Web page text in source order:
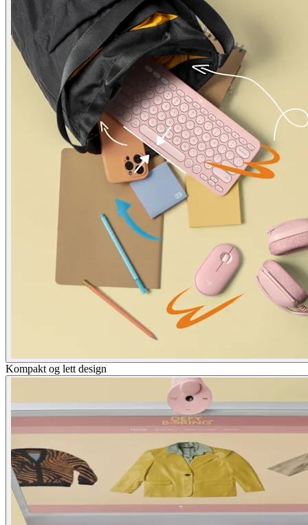
Kompakt og lett design